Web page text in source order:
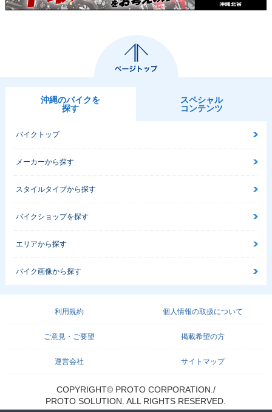
沖縄のバイクを
探す
スペシャル
コンテンツ
バイクトップ
メーカーから探す
スタイルタイプから探す
バイクショップを探す
エリアから探す
バイク画像から探す
利用規約 個人情報の取扱について
ご意見・ご要望 掲載希望の方
運営会社 サイトマップ
COPYRIGHT© PROTO CORPORATION./
PROTO SOLUTION. ALL RIGHTS RESERVED.